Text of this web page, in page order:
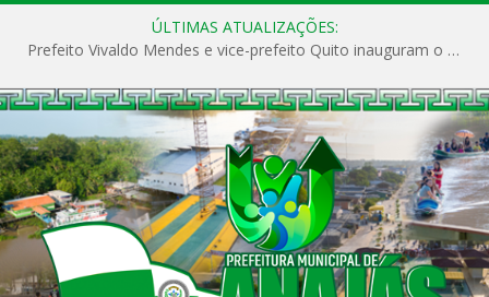
ÚLTIMAS ATUALIZAÇÕES:
Prefeito Vivaldo Mendes e vice-prefeito Quito inauguram o CAPS e fortalecem a saúde pública em Anajás.